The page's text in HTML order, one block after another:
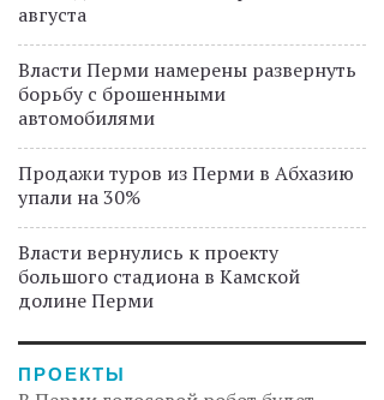
августа
Власти Перми намерены развернуть
борьбу с брошенными
автомобилями
Продажи туров из Перми в Абхазию
упали на 30%
Власти вернулись к проекту
большого стадиона в Камской
долине Перми
ПРОЕКТЫ